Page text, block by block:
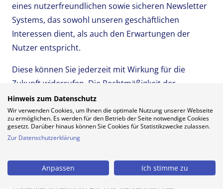
eines nutzerfreundlichen sowie sicheren Newsletter
Systems, das sowohl unseren geschäftlichen
Interessen dient, als auch den Erwartungen der
Nutzer entspricht.
Diese können Sie jederzeit mit Wirkung für die
Zukunft widerrufen. Die Rechtmäßigkeit der
aufgrund der Einwilligung bis zum Widerruf erfolgten
Speicherung wird dadurch aber nicht berührt. Ihren
Widerruf können Sie jederzeit an unseren
Kundenserviceservice@sprechstunde.online
Mit wem teilen wir Ihre Daten bei dieser
Hinweis zum Datenschutz
Wir verwenden Cookies, um Ihnen die optimale Nutzung unserer Webseite
zu ermöglichen. Es werden für den Betrieb der Seite notwendige Cookies
gesetzt. Darüber hinaus können Sie Cookies für Statistikzwecke zulassen.
Zur Datenschutzerklärung
Anpassen Ich stimme zu